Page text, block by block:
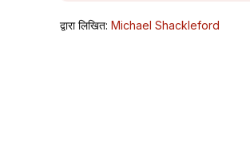
द्वारा लिखित: Michael Shackleford